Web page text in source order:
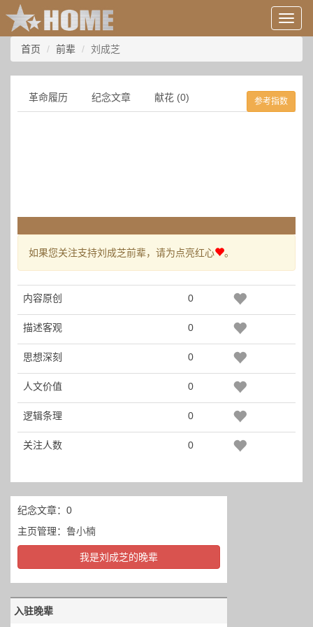
用
户
息/
登
录
等
首页 前辈 刘成芝
革命履历 纪念文章 献花 (0) 参考指数
如果您关注支持刘成芝前辈，请为点亮红心 。
内容原创 0
描述客观 0
思想深刻 0
人文价值 0
逻辑条理 0
关注人数 0
纪念文章：0
主页管理： 鲁小楠
我是刘成芝的晚辈
入驻晚辈